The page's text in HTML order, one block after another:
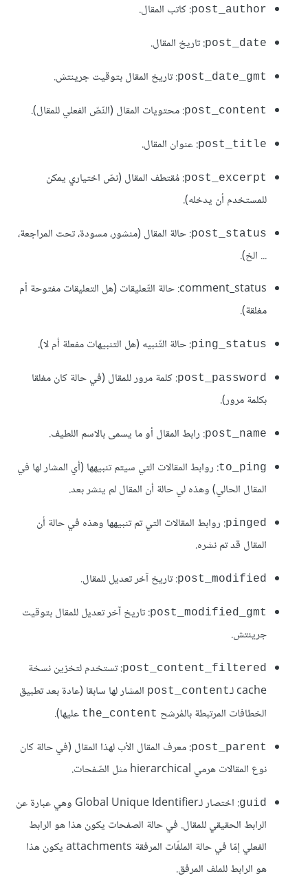
post_author: كاتب المقال.
post_date: تاريخ المقال.
post_date_gmt: تاريخ المقال بتوقيت جرينتش.
post_content: محتويات المقال (النّصّ الفعلي للمقال).
post_title: عنوان المقال.
post_excerpt: مُقتطف المقال (نصّ اختياري يمكن
للمستخدم أن يدخله).
post_status: حالة المقال (منشور، مسودة، تحت المراجعة،
... الخ).
comment_status: حالة التّعليقات (هل التعليقات مفتوحة أم
مغلقة).
ping_status: حالة التّنبيه (هل التنبيهات مفعلة أم لا).
post_password: كلمة مرور للمقال (في حالة كان مغلقا
بكلمة مرور).
post_name: رابط المقال أو ما يسمى بالاسم اللطيف.
to_ping: روابط المقالات التي سيتم تنبيهها (أي المشار لها في
المقال الحالي) وهذه لي حالة أن المقال لم ينشر بعد.
pinged: روابط المقالات التي تم تنبيهها وهذه في حالة أن
المقال قد تم نشره.
post_modified: تاريخ آخر تعديل للمقال.
post_modified_gmt: تاريخ آخر تعديل للمقال بتوقيت
جرينتش.
post_content_filtered: تستخدم لتخزين نسخة
cache لـ
post_content المشار لها سابقا (عادة بعد تطبيق
الخطافات المرتبطة بالمُرشح the_content عليها).
post_parent: معرف المقال الأب لهذا المقال (في حالة كان
نوع المقالات هرمي hierarchical مثل الصّفحات.
guid
: اختصار لـGlobal Unique Identifier وهي عبارة عن
الرابط الحقيقي للمقال. في حالة الصفحات يكون هذا هو الرابط
الفعلي إمّا في حالة الملفّات المرفقة attachments يكون هذا
هو الرابط للملف المرفق.